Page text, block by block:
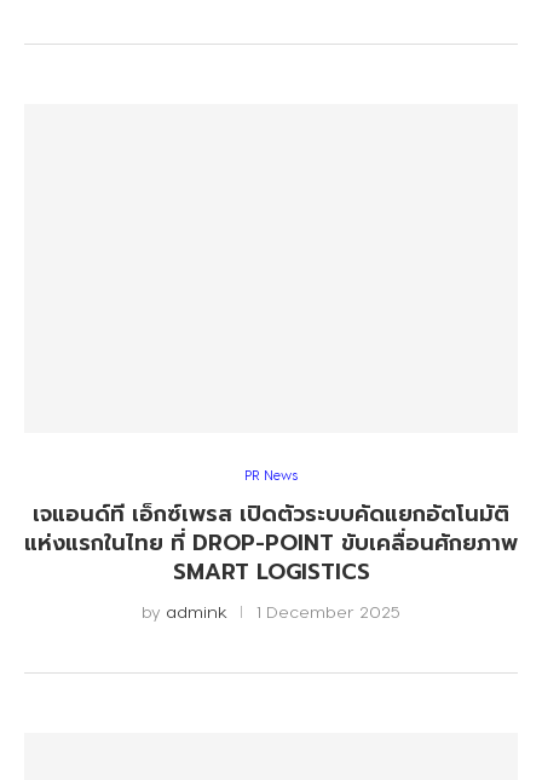
PR News
เจแอนด์ที เอ็กซ์เพรส เปิดตัวระบบคัดแยกอัตโนมัติ
แห่งแรกในไทย ที่ DROP-POINT ขับเคลื่อนศักยภาพ
SMART LOGISTICS
by admink 1 December 2025